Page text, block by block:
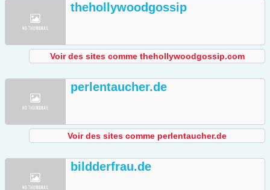
thehollywoodgossip
Voir des sites comme thehollywoodgossip.com
perlentaucher.de
Voir des sites comme perlentaucher.de
bildderfrau.de